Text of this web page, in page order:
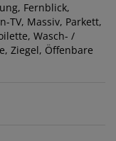
Fernblick
TV Massiv Parkett
Wasch- /
Ziegel Öffenbare